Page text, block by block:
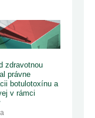
zdravotnou
právne
botulotoxínu a
v rámci